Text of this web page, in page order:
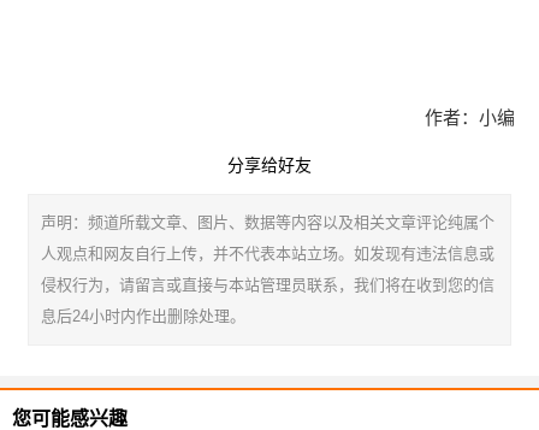
作者：小编
分享给好友
声明：频道所载文章、图片、数据等内容以及相关文章评论纯属个
人观点和网友自行上传，并不代表本站立场。如发现有违法信息或
侵权行为，请留言或直接与本站管理员联系，我们将在收到您的信
息后24小时内作出删除处理。
您可能感兴趣